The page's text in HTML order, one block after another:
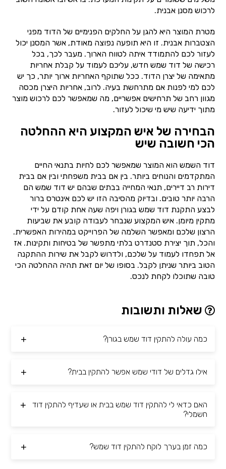
לרכוש מסנן אבנית.
מטרת המוצר היא להגן על החלקים הפנימיים של הדוד מפני
הצטברות אבנית. זו היא תופעה נפוצה מאודת, אשר המסנן יכול
לעזור לכם להתמודד איתה לטווח הארוך. מעבר לכך, בכל
רכישה של דוד שמש חדש, עליכם לעמוד על קבלת אחריות
מתאימה של יצרן הדוד. ככל שתוקף האחריות ארוך יותר, כך יש
לכם למי לפנות אם מתרחשת בעיה. לרוב, אחריות היצרן מכסה
מגוון רחב של תרחישים אפשריים, מה שמאפשר לכם לרכוש מוצר
מתוך ידיעה שיש מי שיכול לעזור.
הבחירה של איש המקצוע היא ההחלטה
הכי חשובה שיש
דוד השמש הוא המוצר שמאפשר לכם לחיות בתנאי החיים
המתקדמים והנוחים ביותר. בין אם בבית משפחתי ובין אם בבית
דירות רב דיירים, תנאי המחייה בבתים שבהם יש דוד שמש הם
הרבה יותר טובים. ובדיוק מהסיבה הזו יש לכם אינטרס ברור
לבצע התקנת דוד שמש בגורן ויפה שעה אחת קודם על ידי
מתקין מיומן. איש המקצוע שנבחר לעבודה קובע את שביעות
הרצון שלכם ומאפשר השלמה של הפרוייקט במהירות האפשרית.
והכל, תוך יצירת סטנדרט בלתי מתפשר של בטיחות ותקינות. אז
אל תפחדו לעמוד על שלכם, ולדרוש לקבל את שירות ההתקנה
הטוב ביותר שניתן לקבל. בסופו של יום זאת תהיה ההחלטה הכי
טובה שתוכלו לקחת לנכס.
שאלות ותשובות
כמה עולה להתקין דוד שמש בגורן?
אילו גדלים של דודי שמש אפשר להתקין בבית?
האם כדאי לי להתקין דוד שמש בבית או שעדיף להתקין דוד
חשמלי?
כמה זמן בערך לוקח להתקין דוד שמש?